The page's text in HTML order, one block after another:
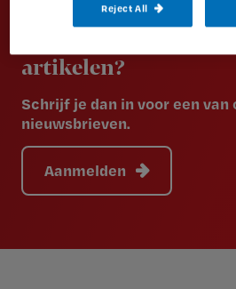
Altijd op de hoogte
artikelen?
Schrijf je dan in voor een van
nieuwsbrieven.
Aanmelden
Reject All